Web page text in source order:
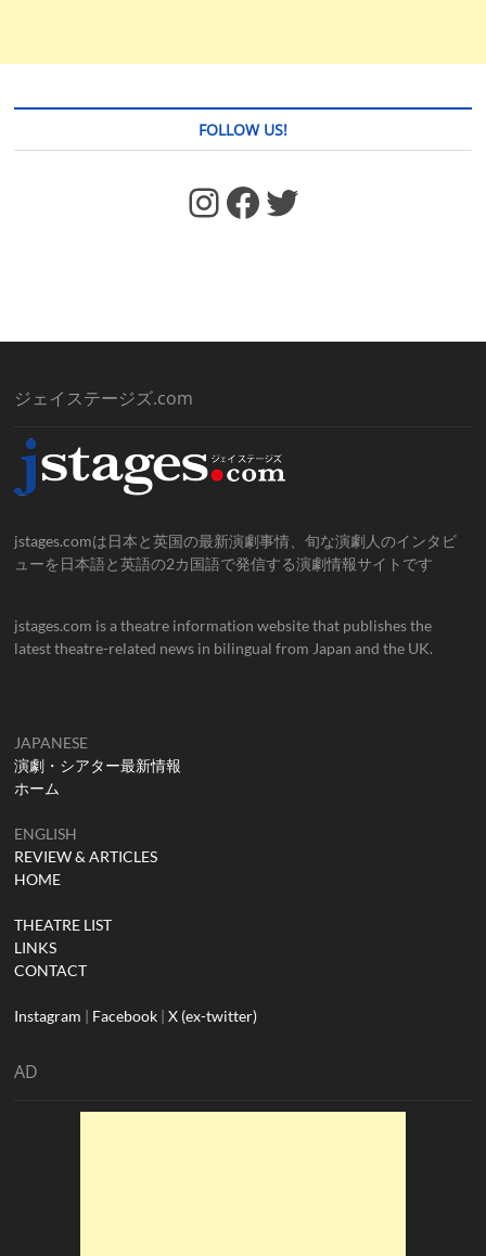
FOLLOW US!
https://www.facebook.com/jstages/ Facebook Twitter
ジェイステージズ.com
jstages.comは日本と英国の最新演劇事情、旬な演劇人のインタビ
ューを日本語と英語の2カ国語で発信する演劇情報サイトです
jstages.com is a theatre information website that publishes the
latest theatre-related news in bilingual from Japan and the UK.
JAPANESE
演劇・シアター最新情報
ホーム
ENGLISH
REVIEW & ARTICLES
HOME
THEATRE LIST
LINKS
CONTACT
Instagram | Facebook |X (ex-twitter)
AD